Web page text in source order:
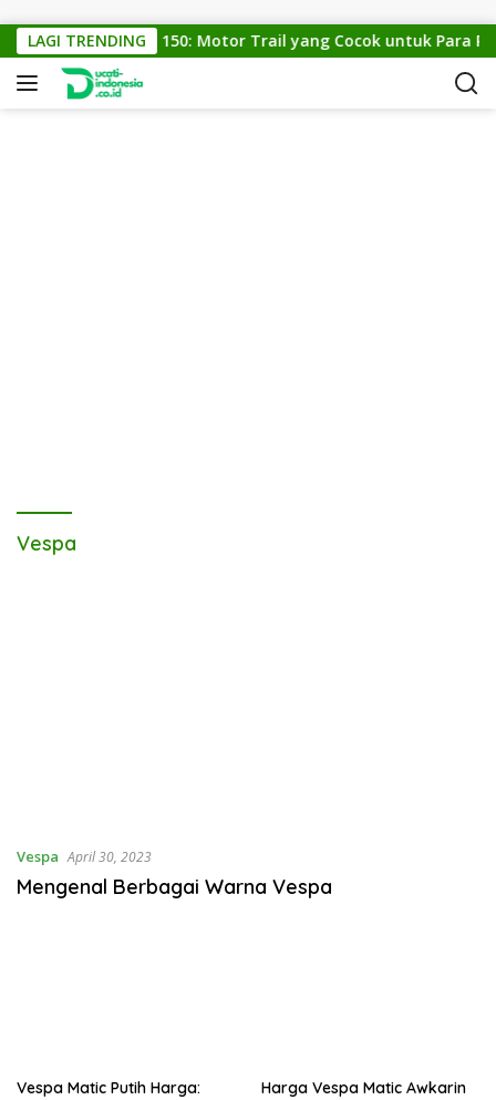
LAGI TRENDING
KTM Cross 150: Motor Trail yang Cocok untuk Para
Vespa
Vespa April 30, 2023
Mengenal Berbagai Warna Vespa
Vespa Matic Putih Harga:
Harga Vespa Matic Awkarin